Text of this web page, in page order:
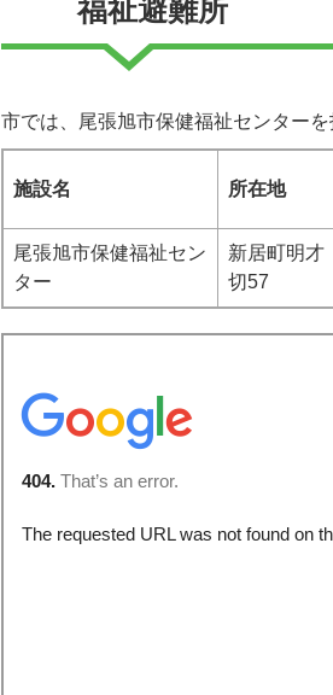
福祉避難所
市では、尾張旭市保健福祉センターを
施設名 所在地
尾張旭市保健福祉セン
ター
新居町明才
切57